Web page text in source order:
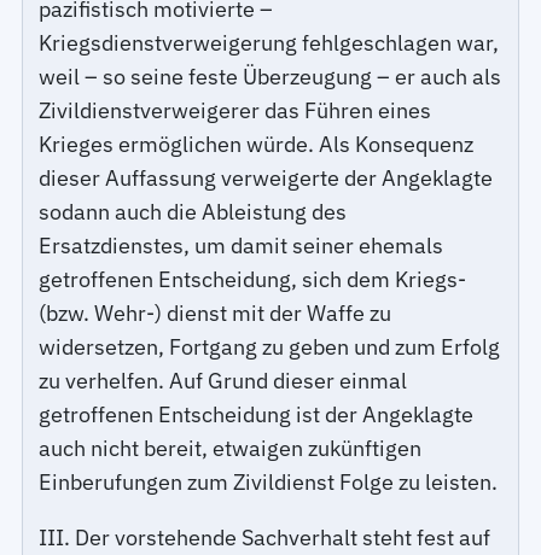
pazifistisch motivierte –
Kriegsdienstverweigerung fehlgeschlagen war,
weil – so seine feste Überzeugung – er auch als
Zivildienstverweigerer das Führen eines
Krieges ermöglichen würde. Als Konsequenz
dieser Auffassung verweigerte der Angeklagte
sodann auch die Ableistung des
Ersatzdienstes, um damit seiner ehemals
getroffenen Entscheidung, sich dem Kriegs-
(bzw. Wehr-) dienst mit der Waffe zu
widersetzen, Fortgang zu geben und zum Erfolg
zu verhelfen. Auf Grund dieser einmal
getroffenen Entscheidung ist der Angeklagte
auch nicht bereit, etwaigen zukünftigen
Einberufungen zum Zivildienst Folge zu leisten.
III. Der vorstehende Sachverhalt steht fest auf